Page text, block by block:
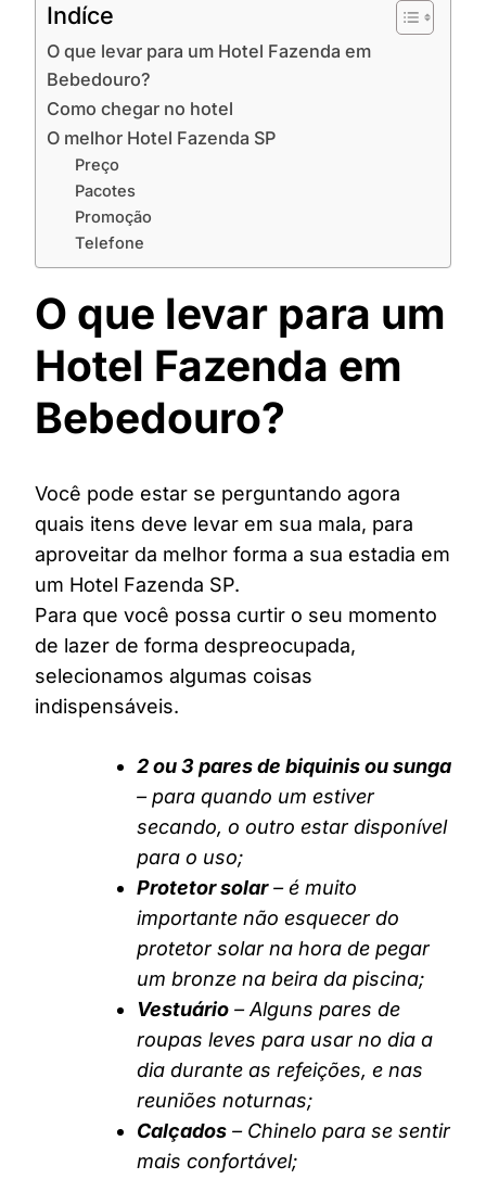
Indíce
O que levar para um Hotel Fazenda em
Bebedouro?
Como chegar no hotel
O melhor Hotel Fazenda SP
Preço
Pacotes
Promoção
Telefone
O que levar para um
Hotel Fazenda em
Bebedouro?
Você pode estar se perguntando agora
quais itens deve levar em sua mala, para
aproveitar da melhor forma a sua estadia em
um Hotel Fazenda SP.
Para que você possa curtir o seu momento
de lazer de forma despreocupada,
selecionamos algumas coisas
indispensáveis.
2 ou 3 pares de biquinis ou sunga
– para quando um estiver
secando, o outro estar disponível
para o uso;
Protetor solar– é muito
importante não esquecer do
protetor solar na hora de pegar
um bronze na beira da piscina;
Vestuário – Alguns pares de
roupas leves para usar no dia a
dia durante as refeições, e nas
reuniões noturnas;
Calçados – Chinelo para se sentir
mais confortável;